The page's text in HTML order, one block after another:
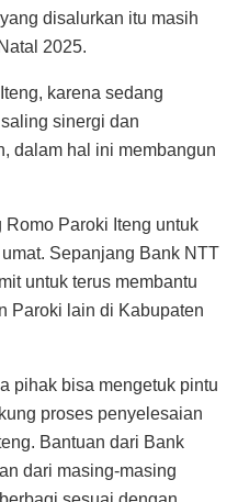
disalurkan itu masih
2025.
karena sedang
sinergi dan
dalam hal ini membangun
Paroki Iteng untuk
Sepanjang Bank NTT
untuk terus membantu
Paroki lain di Kabupaten
pihak bisa mengetuk pintu
proses penyelesaian
Bantuan dari Bank
dari masing-masing